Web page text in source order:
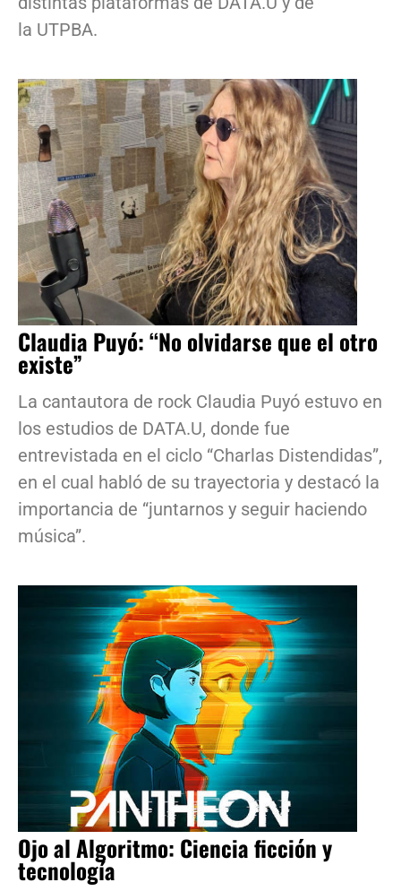
la UTPBA.
Claudia Puyó: “No olvidarse que el otro
existe”
La cantautora de rock Claudia Puyó estuvo en
los estudios de DATA.U, donde fue
entrevistada en el ciclo “Charlas Distendidas”,
en el cual habló de su trayectoria y destacó la
importancia de “juntarnos y seguir haciendo
música”.
Ojo al Algoritmo: Ciencia ficción y
tecnología